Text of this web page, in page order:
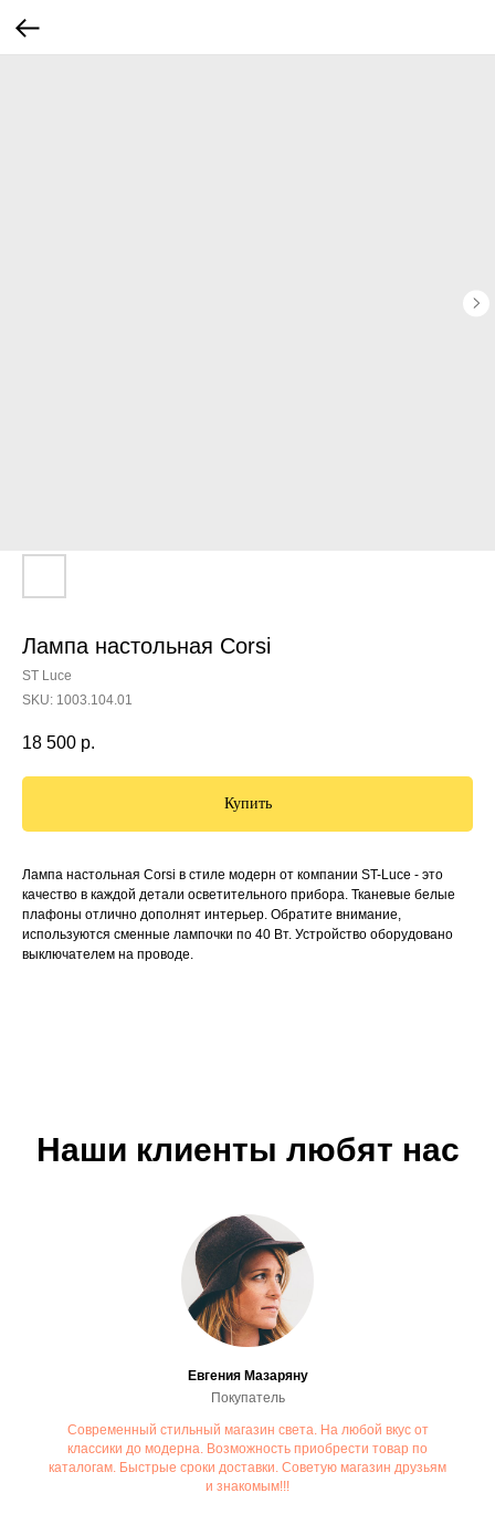
Лампа настольная Corsi
ST Luce
SKU: 1003.104.01
18 500 р.
Купить
Лампа настольная Corsi в стиле модерн от компании ST-Luce - это
качество в каждой детали осветительного прибора. Тканевые белые
плафоны отлично дополнят интерьер. Обратите внимание,
используются сменные лампочки по 40 Вт. Устройство оборудовано
выключателем на проводе.
Наши клиенты любят нас
Евгения Мазаряну
Покупатель
Современный стильный магазин света. На любой вкус от
классики до модерна. Возможность приобрести товар по
каталогам. Быстрые сроки доставки. Советую магазин друзьям
и знакомым!!!